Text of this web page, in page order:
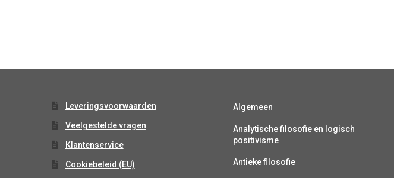
Leveringsvoorwaarden
Veelgestelde vragen
Klantenservice
Cookiebeleid (EU)
Algemeen
Analytische filosofie en logisch
positivisme
Antieke filosofie